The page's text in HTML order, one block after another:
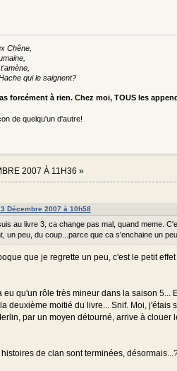
Chêne,
qui le saignent?
forcément à rien. Chez moi, TOUS les
de quelqu'un d'autre!
2007 À 11H36 »
Décembre 2007 à 10h58
au livre 3, ca change pas mal, quand meme.
un peu, du coup...parce que ca s'enchaine un
que je regrette un peu, c'est le petit
eu qu'un rôle très mineur dans la saison 5...
deuxième moitié du livre... Snif. Moi, j'étais
par un moyen détourné, arrive à
de clan sont terminées,